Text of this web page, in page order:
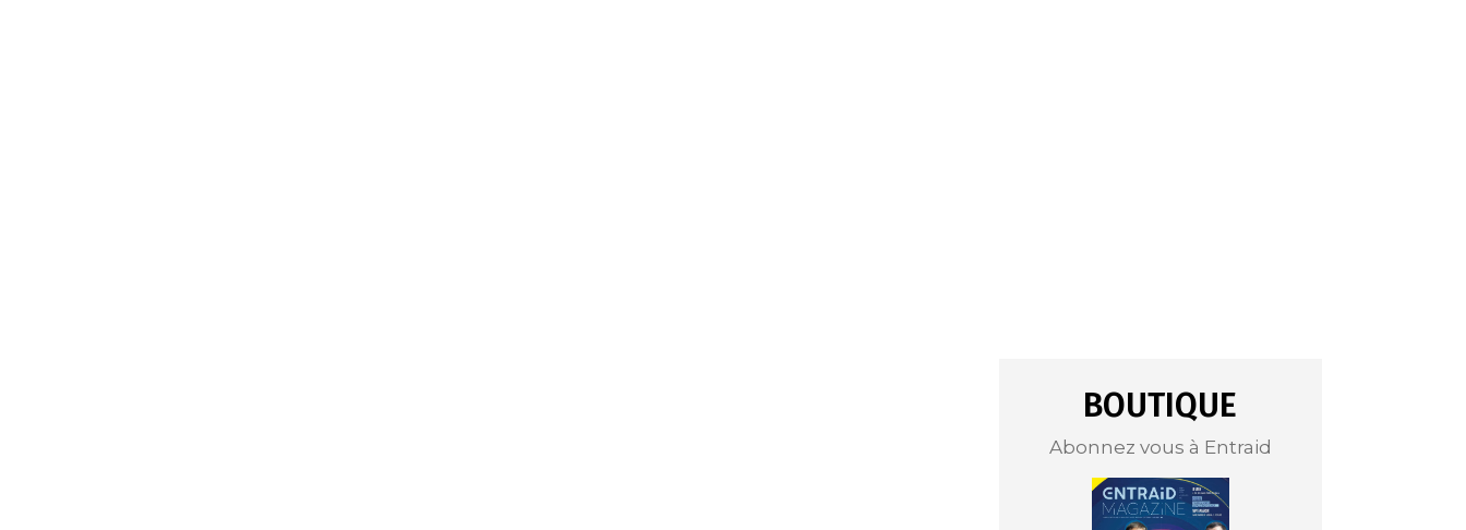
BOUTIQUE
Abonnez vous à Entraid